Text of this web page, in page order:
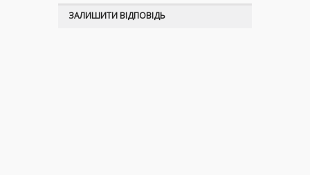
ЗАЛИШИТИ ВІДПОВІДЬ